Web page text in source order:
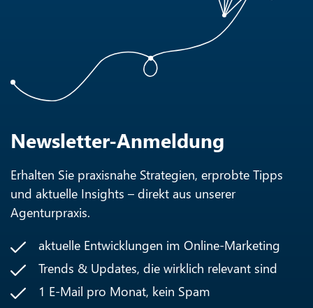
Newsletter-Anmeldung
Erhalten Sie praxisnahe Strategien, erprobte Tipps
und aktuelle Insights – direkt aus unserer
Agenturpraxis.
aktuelle Entwicklungen im Online-Marketing
Trends & Updates, die wirklich relevant sind
1 E-Mail pro Monat, kein Spam